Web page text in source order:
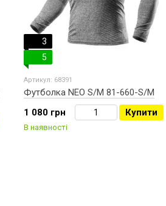
3
5
Артикул: 68391
Футболка NEO S/M 81-660-S/M
1 080 грн
Купити
В наявності